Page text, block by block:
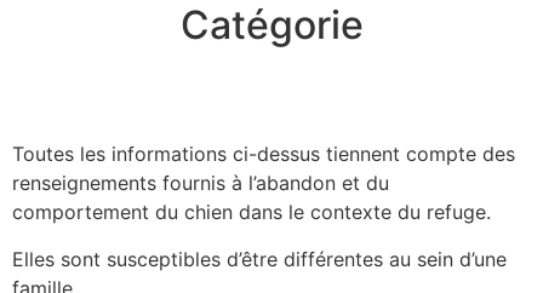
Catégorie
Toutes les informations ci-dessus tiennent compte des
renseignements fournis à l’abandon et du
comportement du chien dans le contexte du refuge.
Elles sont susceptibles d’être différentes au sein d’une
famille.